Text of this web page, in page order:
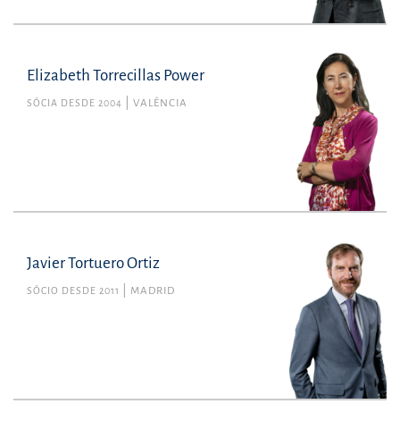
Elizabeth Torrecillas Power
SÓCIA DESDE 2004 VALÊNCIA
Javier Tortuero Ortiz
SÓCIO DESDE 2011 MADRID